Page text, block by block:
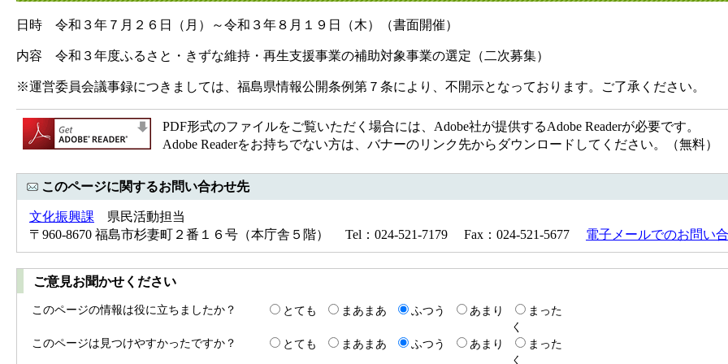
日時 令和３年７月２６日（月）～令和３年８月１９日（木）（書面開催）
内容 令和３年度ふるさと・きずな維持・再生支援事業の補助対象事業の選定（二次募集）
※運営委員会議事録につきましては、福島県情報公開条例第７条により、不開示となっております。ご了承ください。
PDF形式のファイルをご覧いただく場合には、Adobe社が提供するAdobe Readerが必要です。
Adobe Readerをお持ちでない方は、バナーのリンク先からダウンロードしてください。（無料）
このページに関するお問い合わせ先
文化振興課 県民活動担当
〒960-8670 福島市杉妻町２番１６号（本庁舎５階） Tel：024-521-7179 Fax：024-521-5677 電子メールでのお問い
ご意見お聞かせください
このページの情報は役に立ちましたか？ とても まあまあ ふつう あまり
まった
く
このページは見つけやすかったですか？
とても まあまあ ふつう あまり
まった
く